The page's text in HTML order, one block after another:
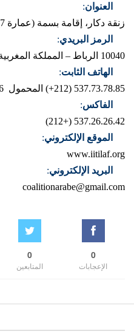
العنوان:
زنقة دكار، إقامة بسمة (عمارة 7)، شقة 2، حي المحيط – الرباط
الرمز البريدي:
10040 الرباط – المملكة المغربية
الهاتف الثابت:
537.73.78.85 (212+)
المحمول 666.47.73.56 (212+)
الفاكس:
537.26.26.42 (+212)
الموقع الإلكتروني:
www.iitilaf.org
البريد الإلكتروني:
coalitionarabe@gmail.com
0
الإعجابات
0
المتابعين